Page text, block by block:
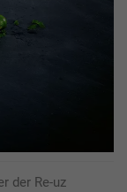
der Re-uz